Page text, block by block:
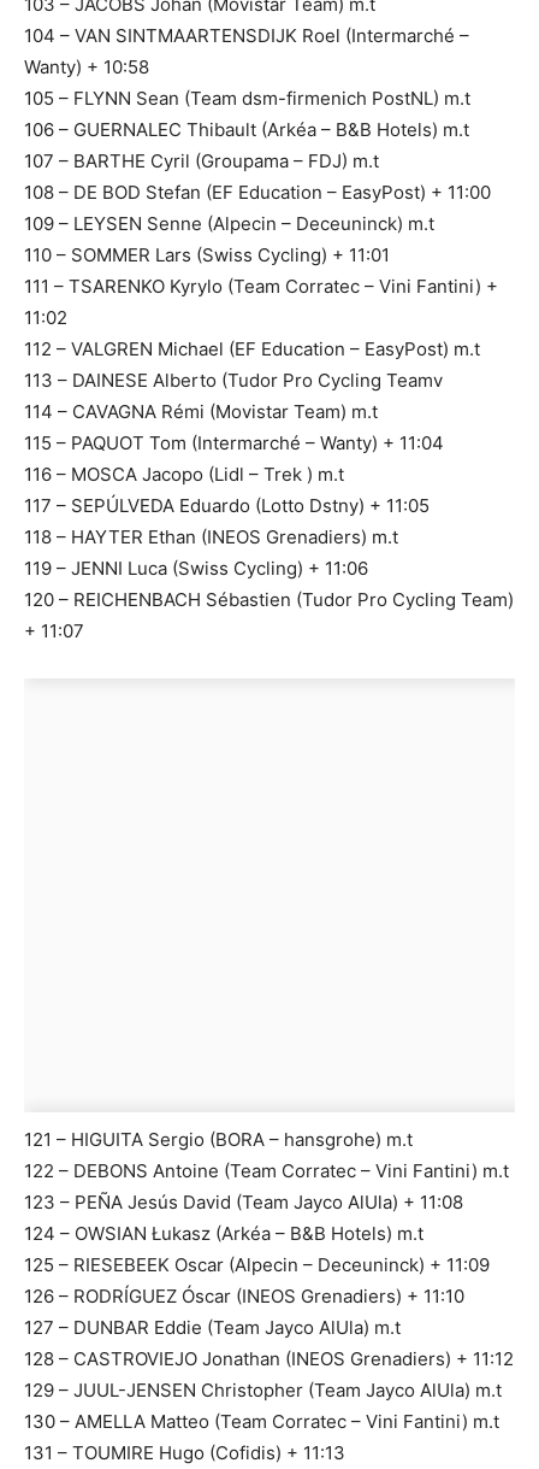
103 – JACOBS Johan (Movistar Team) m.t
104 – VAN SINTMAARTENSDIJK Roel (Intermarché –
Wanty) + 10:58
105 – FLYNN Sean (Team dsm-firmenich PostNL) m.t
106 – GUERNALEC Thibault (Arkéa – B&B Hotels) m.t
107 – BARTHE Cyril (Groupama – FDJ) m.t
108 – DE BOD Stefan (EF Education – EasyPost) + 11:00
109 – LEYSEN Senne (Alpecin – Deceuninck) m.t
110 – SOMMER Lars (Swiss Cycling) + 11:01
111 – TSARENKO Kyrylo (Team Corratec – Vini Fantini) +
11:02
112 – VALGREN Michael (EF Education – EasyPost) m.t
113 – DAINESE Alberto (Tudor Pro Cycling Teamv
114 – CAVAGNA Rémi (Movistar Team) m.t
115 – PAQUOT Tom (Intermarché – Wanty) + 11:04
116 – MOSCA Jacopo (Lidl – Trek ) m.t
117 – SEPÚLVEDA Eduardo (Lotto Dstny) + 11:05
118 – HAYTER Ethan (INEOS Grenadiers) m.t
119 – JENNI Luca (Swiss Cycling) + 11:06
120 – REICHENBACH Sébastien (Tudor Pro Cycling Team)
+ 11:07
121 – HIGUITA Sergio (BORA – hansgrohe) m.t
122 – DEBONS Antoine (Team Corratec – Vini Fantini) m.t
123 – PEÑA Jesús David (Team Jayco AlUla) + 11:08
124 – OWSIAN Łukasz (Arkéa – B&B Hotels) m.t
125 – RIESEBEEK Oscar (Alpecin – Deceuninck) + 11:09
126 – RODRÍGUEZ Óscar (INEOS Grenadiers) + 11:10
127 – DUNBAR Eddie (Team Jayco AlUla) m.t
128 – CASTROVIEJO Jonathan (INEOS Grenadiers) + 11:12
129 – JUUL-JENSEN Christopher (Team Jayco AlUla) m.t
130 – AMELLA Matteo (Team Corratec – Vini Fantini) m.t
131 – TOUMIRE Hugo (Cofidis) + 11:13